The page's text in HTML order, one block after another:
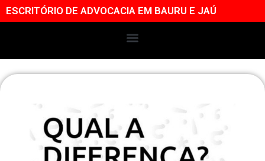
ESCRITÓRIO DE ADVOCACIA EM BAURU E JAÚ